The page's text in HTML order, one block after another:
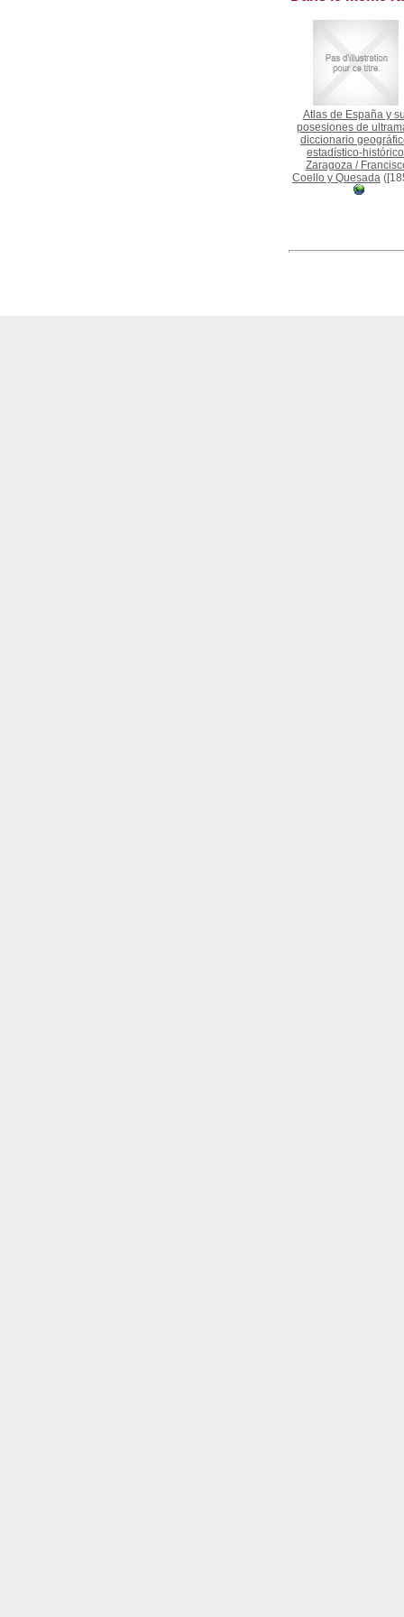
Atlas de España y
posesiones de
diccionario
estadístico-
Zaragoza/
Coello y Quesada